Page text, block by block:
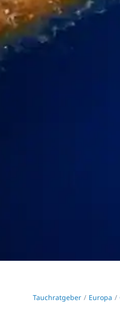
Tauchratgeber Europa